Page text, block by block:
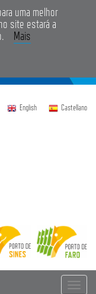
uma melhor
site estará a
Mais
English Castellano
Toggle